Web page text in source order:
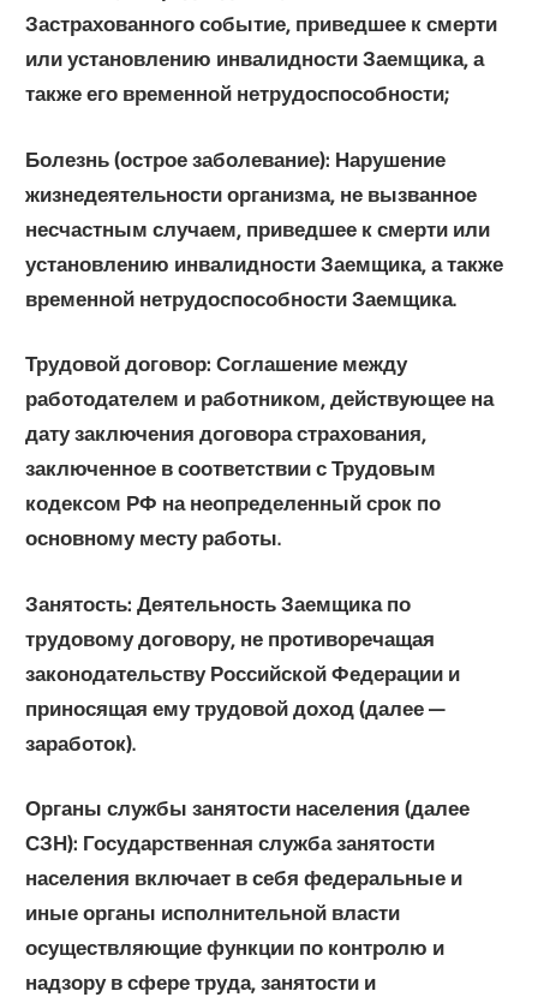
Застрахованного событие, приведшее к смерти
или установлению инвалидности Заемщика, а
также его временной нетрудоспособности;
Болезнь (острое заболевание): Нарушение
жизнедеятельности организма, не вызванное
несчастным случаем, приведшее к смерти или
установлению инвалидности Заемщика, а также
временной нетрудоспособности Заемщика.
Трудовой договор: Соглашение между
работодателем и работником, действующее на
дату заключения договора страхования,
заключенное в соответствии с Трудовым
кодексом РФ на неопределенный срок по
основному месту работы.
Занятость: Деятельность Заемщика по
трудовому договору, не противоречащая
законодательству Российской Федерации и
приносящая ему трудовой доход (далее —
заработок).
Органы службы занятости населения (далее
СЗН): Государственная служба занятости
населения включает в себя федеральные и
иные органы исполнительной власти
осуществляющие функции по контролю и
надзору в сфере труда, занятости и